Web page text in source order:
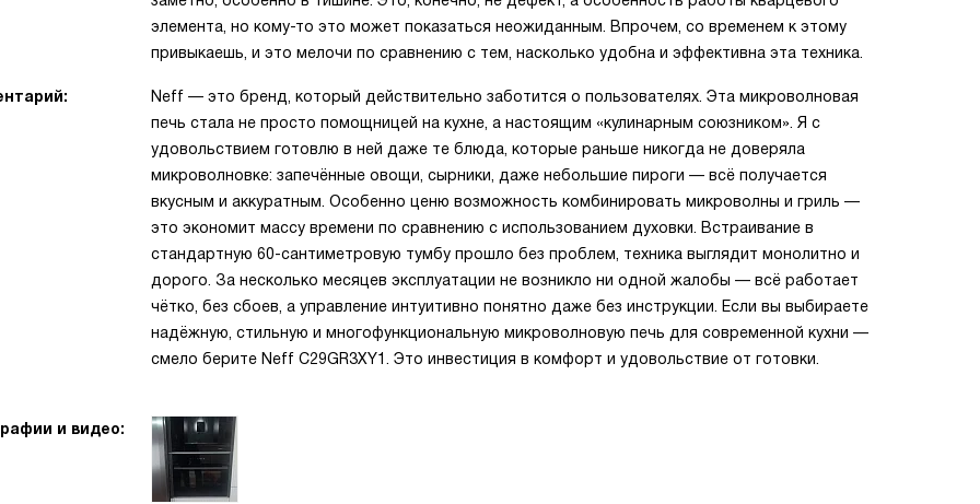
элемента, но кому-то это может показаться неожиданным. Впрочем, со временем к этому
привыкаешь, и это мелочи по сравнению с тем, насколько удобна и эффективна эта техника.
Neff — это бренд, который действительно заботится о пользователях. Эта микроволновая
печь стала не просто помощницей на кухне, а настоящим «кулинарным союзником». Я с
удовольствием готовлю в ней даже те блюда, которые раньше никогда не доверяла
микроволновке: запечённые овощи, сырники, даже небольшие пироги — всё получается
вкусным и аккуратным. Особенно ценю возможность комбинировать микроволны и гриль —
это экономит массу времени по сравнению с использованием духовки. Встраивание в
стандартную 60-сантиметровую тумбу прошло без проблем, техника выглядит монолитно и
дорого. За несколько месяцев эксплуатации не возникло ни одной жалобы — всё работает
чётко, без сбоев, а управление интуитивно понятно даже без инструкции. Если вы выбираете
надёжную, стильную и многофункциональную микроволновую печь для современной кухни —
смело берите Neff C29GR3XY1. Это инвестиция в комфорт и удовольствие от готовки.
и видео: